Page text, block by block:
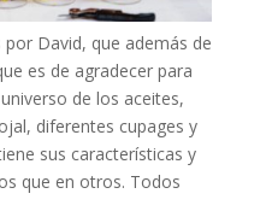
David, que además de
es de agradecer para
de los aceites,
diferentes cupages y
sus características y
que en otros. Todos